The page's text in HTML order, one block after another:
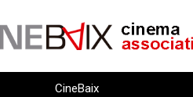
CineBaix